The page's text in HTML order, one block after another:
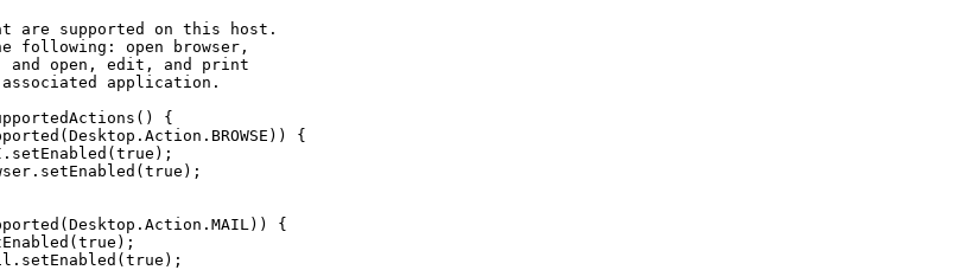
are supported on this host.
following: open browser,
and open, edit, and print
application.
{
{
{